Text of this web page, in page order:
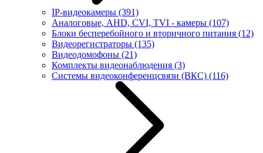
IP-видеокамеры (391)
Аналоговые, AHD, CVI, TVI - камеры (107)
Блоки бесперебойного и вторичного питания (12)
Видеорегистраторы (135)
Видеодомофоны (21)
Комплекты видеонаблюдения (3)
Системы видеоконференцсвязи (ВКС) (116)